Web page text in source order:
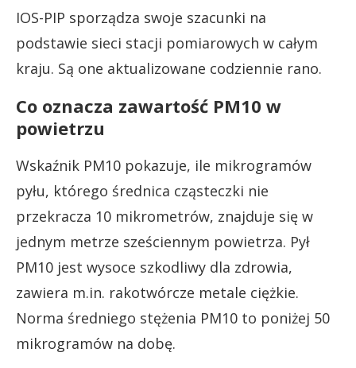
IOS-PIP sporządza swoje szacunki na
podstawie sieci stacji pomiarowych w całym
kraju. Są one aktualizowane codziennie rano.
Co oznacza zawartość PM10 w
powietrzu
Wskaźnik PM10 pokazuje, ile mikrogramów
pyłu, którego średnica cząsteczki nie
przekracza 10 mikrometrów, znajduje się w
jednym metrze sześciennym powietrza. Pył
PM10 jest wysoce szkodliwy dla zdrowia,
zawiera m.in. rakotwórcze metale ciężkie.
Norma średniego stężenia PM10 to poniżej 50
mikrogramów na dobę.